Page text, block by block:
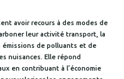
avoir recours à des modes de
leur activité transport, la
émissions de polluants et de
nuisances. Elle répond
en contribuant à l’économie